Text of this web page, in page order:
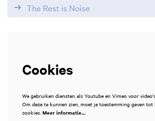
The Rest is Noise
Cookies
We gebruiken diensten als Youtube en Vimeo voor
Om deze te kunnen zien, moet je toestemming geven tot
cookies. Meer informatie…